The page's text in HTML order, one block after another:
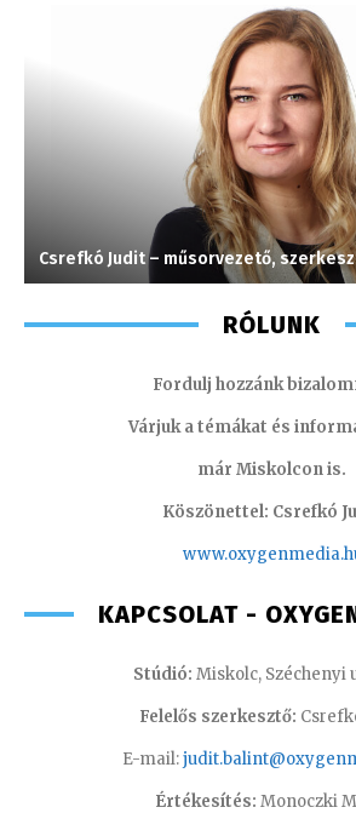
Csrefkó Judit – műsorvezető,
RÓLUNK
Fordulj hozzánk
Várjuk a témákat és
már Miskolcon is.
Köszönettel: Csrefkó
www.oxyge
KAPCSOLAT -
Stúdió: Miskolc, Széchenyi
Felelős szerkesztő:
E-mail:
Értékesítés: Monoczki